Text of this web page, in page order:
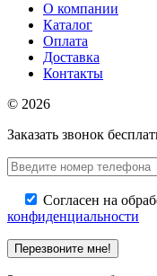
О компании
Каталог
Оплата
Доставка
Контакты
© 2026
Заказать звонок
Согласен на
конфиденциальности